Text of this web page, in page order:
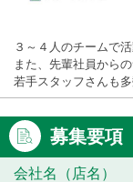
３～４人のチームで
また、先輩社員から
若手スタッフさんも多
募集要項
会社名（店名）